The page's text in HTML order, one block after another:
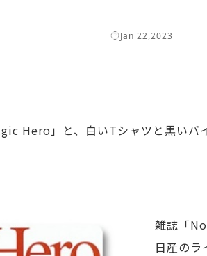
Jan 22,2023
Hero」と、白いTシャツと黒いバ
雑誌「
日産のラ